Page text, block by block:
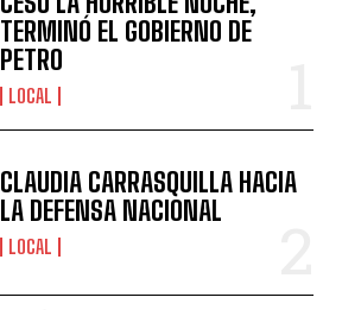
TERMINÓ EL GOBIERNO DE
PETRO
LOCAL
CLAUDIA CARRASQUILLA HACIA
LA DEFENSA NACIONAL
LOCAL